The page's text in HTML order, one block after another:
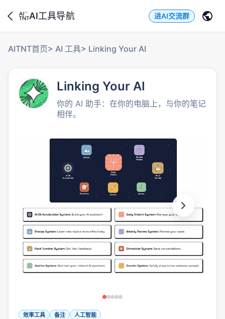
AI工具导航 进AI交流群
AITNT首页> AI 工具> Linking Your AI
Linking Your AI
你的 AI 助手：在你的电脑上，与你的笔记
相伴。
效率工具 备注 人工智能